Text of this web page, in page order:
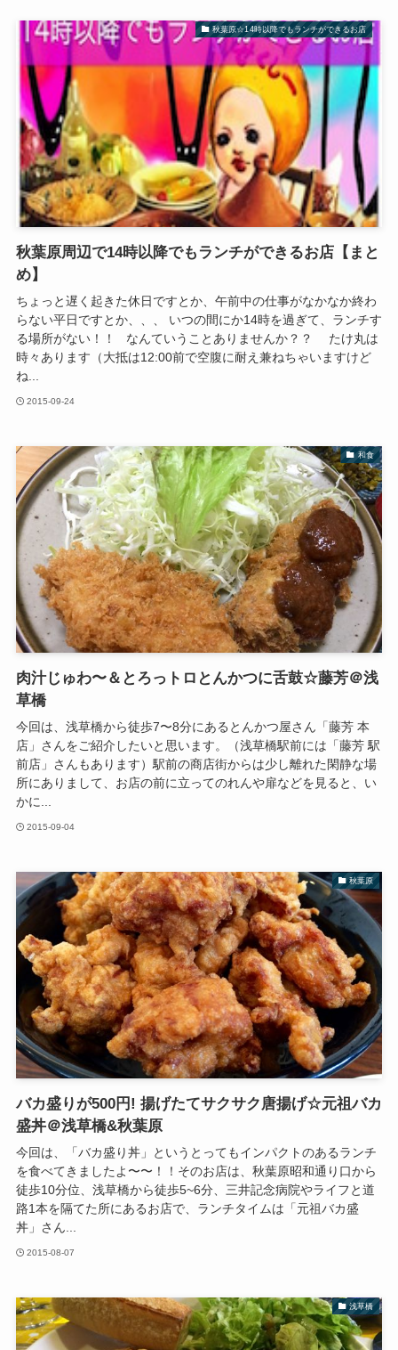
秋葉原☆14時以降でもランチができるお店
秋葉原周辺で14時以降でもランチができるお店【まと
め】
ちょっと遅く起きた休日ですとか、午前中の仕事がなかなか終わ
らない平日ですとか、、、 いつの間にか14時を過ぎて、ランチす
る場所がない！！ なんていうことありませんか？？ たけ丸は
時々あります（大抵は12:00前で空腹に耐え兼ねちゃいますけど
ね...
2015-09-24
和食
肉汁じゅわ〜＆とろっトロとんかつに舌鼓☆藤芳＠浅
草橋
今回は、浅草橋から徒歩7〜8分にあるとんかつ屋さん「藤芳 本
店」さんをご紹介したいと思います。（浅草橋駅前には「藤芳 駅
前店」さんもあります）駅前の商店街からは少し離れた閑静な場
所にありまして、お店の前に立ってのれんや扉などを見ると、い
かに...
2015-09-04
秋葉原
バカ盛りが500円! 揚げたてサクサク唐揚げ☆元祖バカ
盛丼＠浅草橋&秋葉原
今回は、「バカ盛り丼」というとってもインパクトのあるランチ
を食べてきましたよ〜〜！！そのお店は、秋葉原昭和通り口から
徒歩10分位、浅草橋から徒歩5~6分、三井記念病院やライフと道
路1本を隔てた所にあるお店で、ランチタイムは「元祖バカ盛
丼」さん...
2015-08-07
浅草橋